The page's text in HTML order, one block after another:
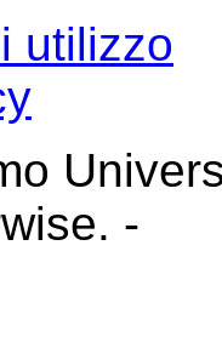
utilizzo
-